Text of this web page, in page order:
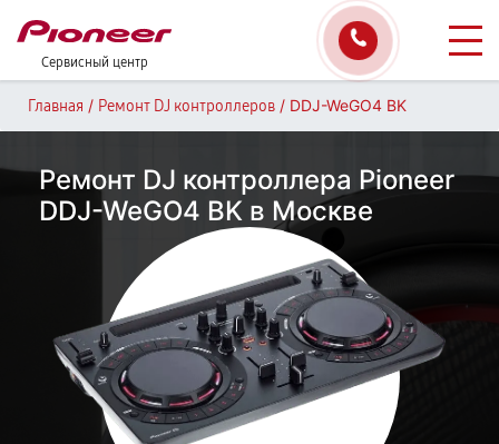
Сервисный центр
Главная / Ремонт DJ контроллеров / DDJ-WeGO4 BK
Ремонт DJ контроллера Pioneer
DDJ-WeGO4 BK в Москве